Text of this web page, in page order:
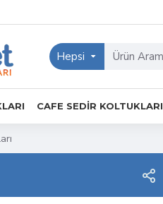
Hepsi
CAFE SEDIR KOLTUKLARI